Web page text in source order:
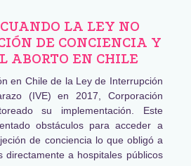
LA LEY NO
DE CONCIENCIA Y
ABORTO EN CHILE
en Chile de la Ley de Interrupción
(IVE) en 2017, Corporación
su implementación. Este
obstáculos para acceder a
de conciencia lo que obligó a
directamente a hospitales públicos